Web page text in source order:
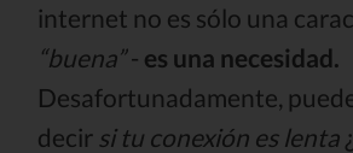
internet no es sólo una
“buena”- es una necesidad.
Desafortunadamente,
decir si tu conexión es lenta